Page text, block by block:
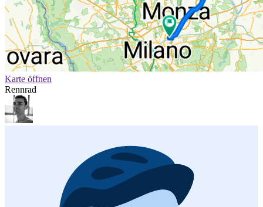
Karte öffnen
Rennrad